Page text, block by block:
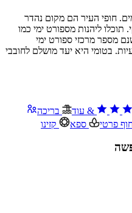
חופי העיר הם מקום נהדר
תוכלו ליהנות מספורט ימי כמו
מספר מרכזי ספורט ימי
בטומי היא יעד מושלם לחובבי
& עוד
בריכה
פרטי ספא קזינו